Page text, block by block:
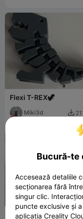
Flexi T-REX🦖
Miki3d 
DINO TORTU REX-
Bucură-te
Accesează detaliile
secționarea fără
singur clic.
puncte exclusive și
aplicația Creality